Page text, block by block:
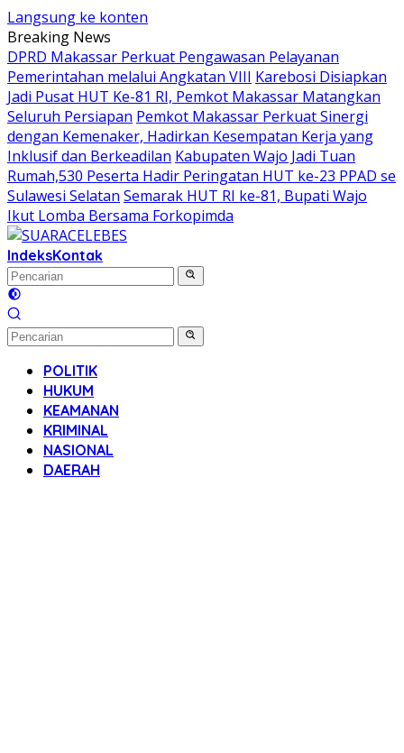
Langsung ke konten
Breaking News
DPRD Makassar Perkuat Pengawasan Pelayanan
Pemerintahan melalui Angkatan VIII Karebosi Disiapkan
Jadi Pusat HUT Ke-81 RI, Pemkot Makassar Matangkan
Seluruh Persiapan Pemkot Makassar Perkuat Sinergi
dengan Kemenaker, Hadirkan Kesempatan Kerja yang
Inklusif dan Berkeadilan Kabupaten Wajo Jadi Tuan
Rumah,530 Peserta Hadir Peringatan HUT ke-23 PPAD se
Sulawesi Selatan Semarak HUT RI ke-81, Bupati Wajo
Ikut Lomba Bersama Forkopimda
IndeksKontak
POLITIK
HUKUM
KEAMANAN
KRIMINAL
NASIONAL
DAERAH